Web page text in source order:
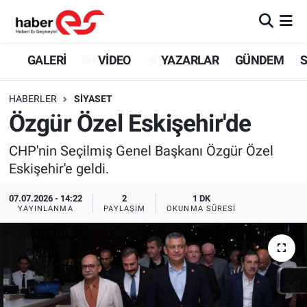
GALERİ VİDEO YAZARLAR GÜNDEM
HABERLER SİYASET
Özgür Özel Eskişehir'de
CHP'nin Seçilmiş Genel Başkanı Özgür Özel
Eskişehir'e geldi.
07.07.2026 - 14:22
YAYINLANMA
2
PAYLAŞIM
1 DK
OKUNMA SÜRESI
GALERİ
YAZARLAR
GÜNDEM
SİYASET
TEKNOLOJİ
EKONOMİ
SPOR
Eskişehir Nöbetçi Eczaneler
Eskişehir Trafik Yoğunluk Haritası
Süper Lig Puan Durumu ve Fikstür
Tüm Manşetler
Son Dakika Haberleri
Haber Arşivi